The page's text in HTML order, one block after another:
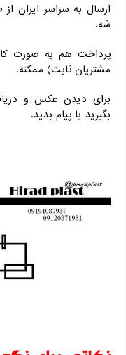
ارسال به سراسر ایران
‌شه.
پرداخت هم به‌ صورت
مشتریان ثابت) ممکنه.
برای دیدن عکس و
بگیرید یا پیام بدید.